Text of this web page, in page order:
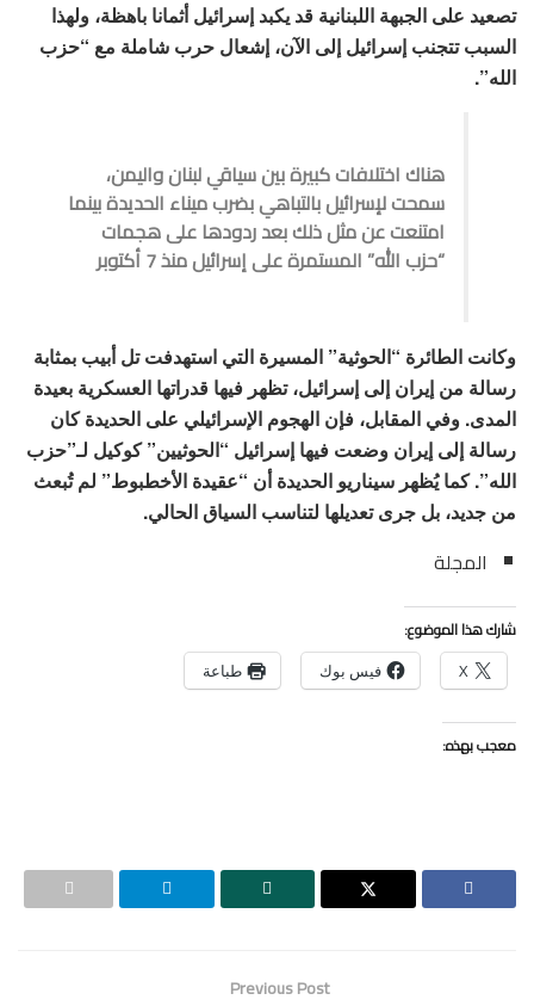
تصعيد على الجبهة اللبنانية قد يكبد إسرائيل أثمانا باهظة، ولهذا
السبب تتجنب إسرائيل إلى الآن، إشعال حرب شاملة مع “حزب
الله”.
هناك اختلافات كبيرة بين سياقي لبنان واليمن،
سمحت لإسرائيل بالتباهي بضرب ميناء الحديدة بينما
امتنعت عن مثل ذلك بعد ردودها على هجمات
“حزب الله” المستمرة على إسرائيل منذ 7 أكتوبر
وكانت الطائرة “الحوثية” المسيرة التي استهدفت تل أبيب بمثابة
رسالة من إيران إلى إسرائيل، تظهر فيها قدراتها العسكرية بعيدة
المدى. وفي المقابل، فإن الهجوم الإسرائيلي على الحديدة كان
رسالة إلى إيران وضعت فيها إسرائيل “الحوثيين” كوكيل لـ”حزب
الله”. كما يُظهر سيناريو الحديدة أن “عقيدة الأخطبوط” لم تُبعث
من جديد، بل جرى تعديلها لتناسب السياق الحالي.
المجلة
شارك هذا الموضوع:
X فيس بوك طباعة
معجب بهذه:
Previous Post